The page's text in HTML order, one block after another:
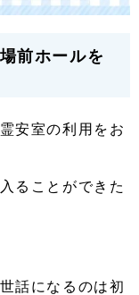
前ホールを
安室の利用をお
ることができた
話になるのは初